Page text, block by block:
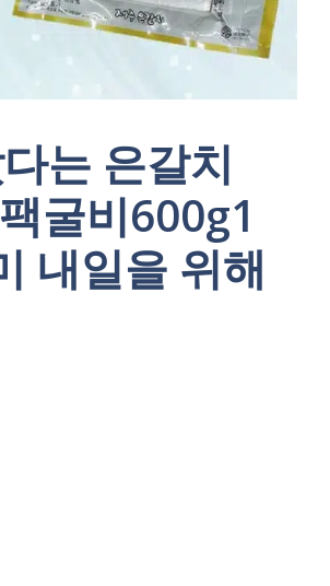
는 은갈치
굴비600g1
내일을 위해